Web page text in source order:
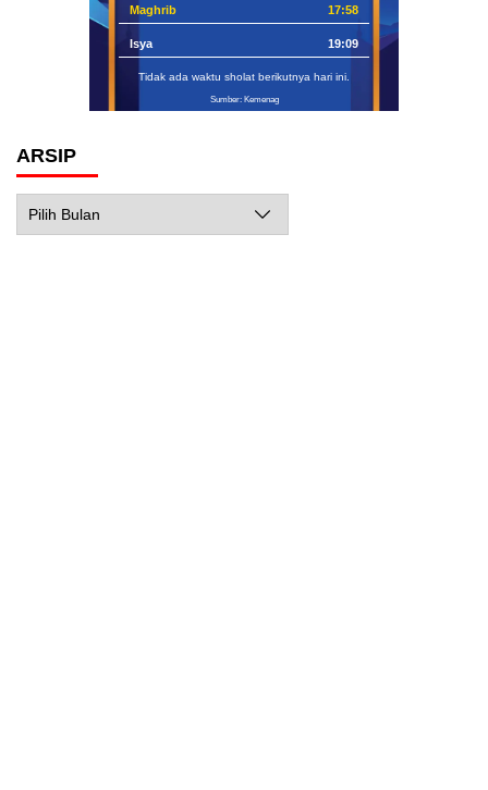
Maghrib 17:58
Isya 19:09
Tidak ada waktu sholat berikutnya hari ini.
Sumber: Kemenag
ARSIP